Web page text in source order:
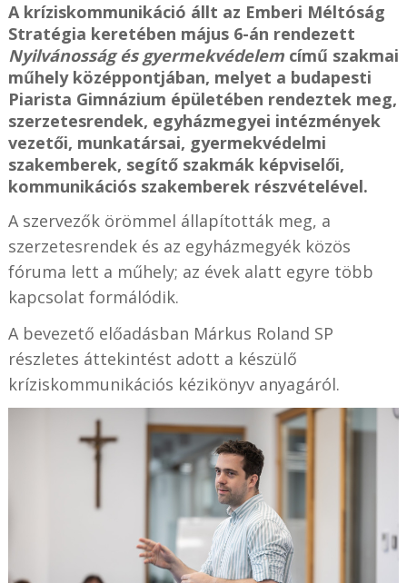
A kríziskommunikáció állt az Emberi Méltóság
Stratégia keretében május 6-án rendezett
Nyilvánosság és gyermekvédelemcímű szakmai
műhely középpontjában, melyet a budapesti
Piarista Gimnázium épületében rendeztek meg,
szerzetesrendek, egyházmegyei intézmények
vezetői, munkatársai, gyermekvédelmi
szakemberek, segítő szakmák képviselői,
kommunikációs szakemberek részvételével.
A szervezők örömmel állapították meg, a
szerzetesrendek és az egyházmegyék közös
fóruma lett a műhely; az évek alatt egyre több
kapcsolat formálódik.
A bevezető előadásban Márkus Roland SP
részletes áttekintést adott a készülő
kríziskommunikációs kézikönyv anyagáról.